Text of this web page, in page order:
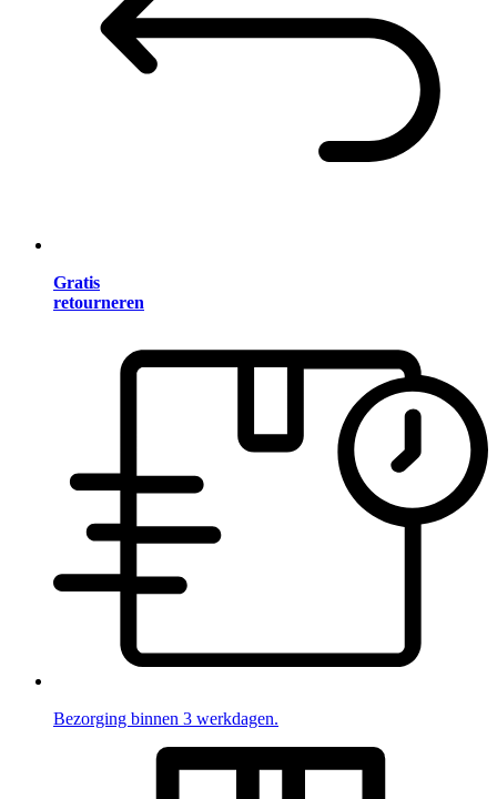
Gratis
retourneren
Bezorging binnen 3 werkdagen.